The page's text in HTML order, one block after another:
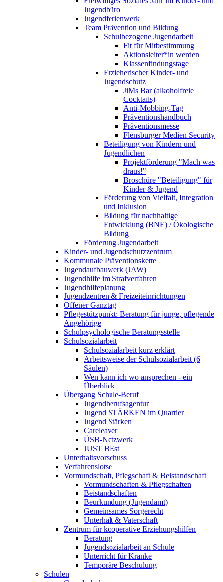
Jugendbüro
Jugendferienwerk
Team Prävention und Bildung
Schulbezogene Jugendarbeit
Fit für Mitbestimmung
Aktionsleiter*in werden
Klassenfindungstage
Erzieherischer Kinder- und
Jugendschutz
JiMs Bar (alkoholfreie
Cocktails)
Anti-Mobbing-Tag
Präventionshandbuch
Präventionsmesse
Flensburger Medien Security
Beteiligung von Kindern und
Jugendlichen
Projektförderung "Mach was
draus!"
Broschüre "Beteiligung" für
Kinder & Jugend
Förderung von Vielfalt, Integration
und Inklusion
Bildung für nachhaltige
Entwicklung (BNE) / Ökologische
Bildung
Förderung Jugendarbeit
Kinder- und Jugendschutzzentrum
Kommunale Präventionskette
Jugendaufbauwerk (JAW)
Jugendhilfe im Strafverfahren
Jugendhilfeplanung
Jugendzentren & Freizeiteinrichtungen
Offener Ganztag
Pflegestützpunkt: Beratung für junge, pflegende
Angehörige
Schulpsychologische Beratungsstelle
Schulsozialarbeit
Schulsozialarbeit kurz erklärt
Arbeitsweise der Schulsozialarbeit (6
Säulen)
Wen kann ich wo ansprechen - ein
Überblick
Übergang Schule-Beruf
Jugendberufsagentur
Jugend STÄRKEN im Quartier
Jugend Stärken
Careleaver
ÜSB-Netzwerk
JUST BEst
Unterhaltsvorschuss
Verfahrenslotse
Vormundschaft, Pflegschaft & Beistandschaft
Vormundschaften & Pflegschaften
Beistandschaften
Beurkundung (Jugendamt)
Gemeinsames Sorgerecht
Unterhalt & Vaterschaft
Zentrum für kooperative Erziehungshilfen
Beratung
Jugendsozialarbeit an Schule
Unterricht für Kranke
Temporäre Beschulung
Schulen